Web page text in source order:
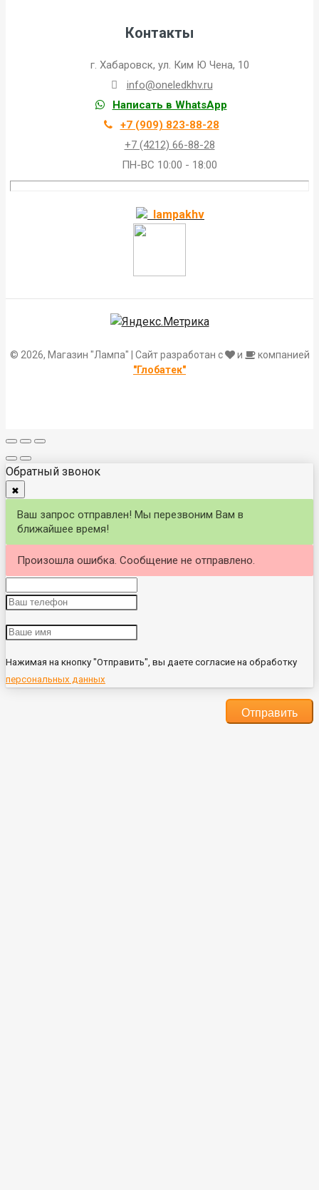
Контакты
г. Хабаровск, ул. Ким Ю Чена, 10
info@oneledkhv.ru
Написать в WhatsApp
+7 (909) 823-88-28
+7 (4212) 66-88-28
ПН-ВС 10:00 - 18:00
lampakhv
© 2026, Магазин "Лампа" | Сайт разработан с и
компанией
"Глобатек"
Обратный звонок
✖
Ваш запрос отправлен! Мы перезвоним Вам в
ближайшее время!
Произошла ошибка. Сообщение не отправлено.
Нажимая на кнопку "Отправить", вы даете согласие на обработку
персональных данных
Отправить